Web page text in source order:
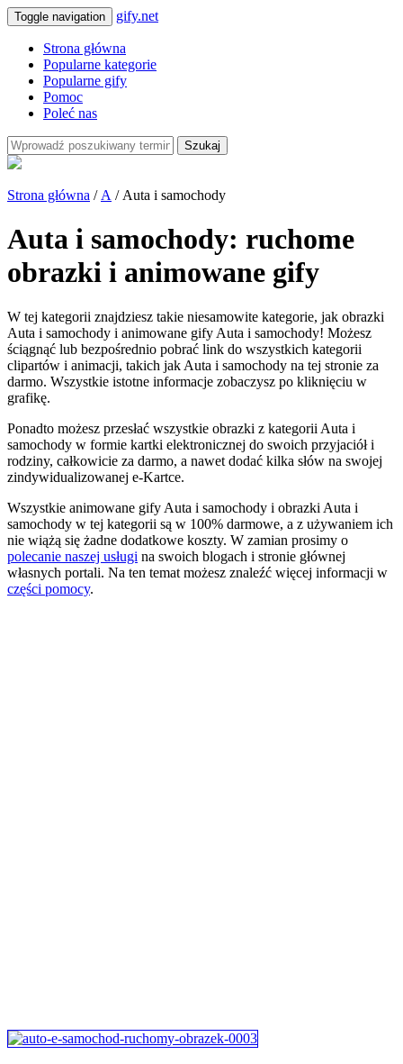
Toggle navigation gify.net
Strona główna
Popularne kategorie
Popularne gify
Pomoc
Poleć nas
Szukaj
Strona główna / A / Auta i samochody
Auta i samochody: ruchome
obrazki i animowane gify
W tej kategorii znajdziesz takie niesamowite kategorie, jak obrazki
Auta i samochody i animowane gify Auta i samochody! Możesz
ściągnąć lub bezpośrednio pobrać link do wszystkich kategorii
clipartów i animacji, takich jak Auta i samochody na tej stronie za
darmo. Wszystkie istotne informacje zobaczysz po kliknięciu w
grafikę.
Ponadto możesz przesłać wszystkie obrazki z kategorii Auta i
samochody w formie kartki elektronicznej do swoich przyjaciół i
rodziny, całkowicie za darmo, a nawet dodać kilka słów na swojej
zindywidualizowanej e-Kartce.
Wszystkie animowane gify Auta i samochody i obrazki Auta i
samochody w tej kategorii są w 100% darmowe, a z używaniem ich
nie wiążą się żadne dodatkowe koszty. W zamian prosimy o
polecanie naszej usługi na swoich blogach i stronie głównej
własnych portali. Na ten temat możesz znaleźć więcej informacji w
części pomocy.